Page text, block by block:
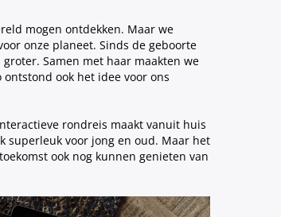
mogen ontdekken. Maar we
onze planeet. Sinds de geboorte
Samen met haar maakten we
ontstond ook het idee voor ons
rondreis maakt vanuit huis
superleuk voor jong en oud. Maar het
ook nog kunnen genieten van